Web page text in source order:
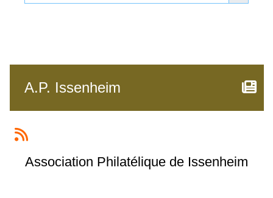
A.P. Issenheim
Association Philatélique de Issenheim